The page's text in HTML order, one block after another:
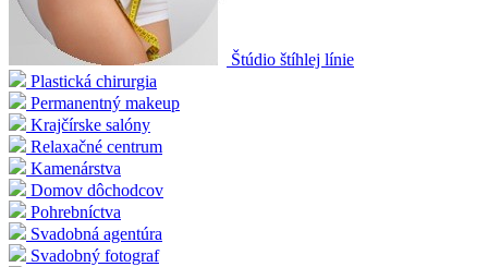
Štúdio štíhlej línie
Plastická chirurgia
Permanentný makeup
Krajčírske salóny
Relaxačné centrum
Kamenárstva
Domov dôchodcov
Pohrebníctva
Svadobná agentúra
Svadobný fotograf